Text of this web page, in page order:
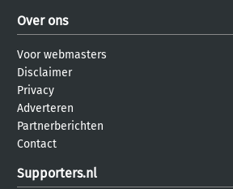
Over ons
Voor webmasters
Disclaimer
Privacy
Adverteren
Partnerberichten
Contact
Supporters.nl